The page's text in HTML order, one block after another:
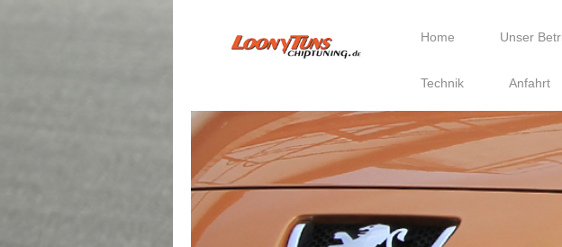
Home Unser
Technik Anfahrt